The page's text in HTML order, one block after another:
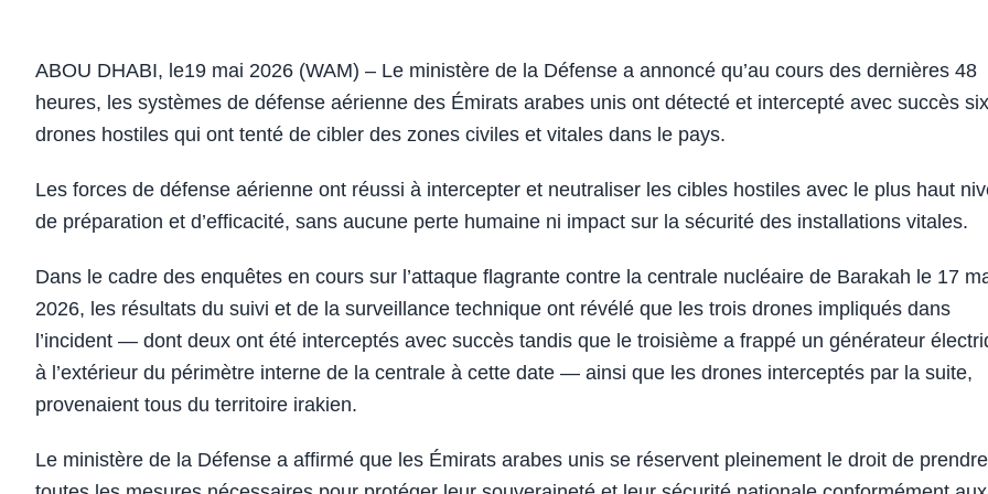
ABOU DHABI, le19 mai 2026 (WAM) – Le ministère de la Défense a annoncé qu’au cours des dernières 48
heures, les systèmes de défense aérienne des Émirats arabes unis ont détecté et intercepté avec succès six
drones hostiles qui ont tenté de cibler des zones civiles et vitales dans le pays.
Les forces de défense aérienne ont réussi à intercepter et neutraliser les cibles hostiles avec le plus haut
de préparation et d’efficacité, sans aucune perte humaine ni impact sur la sécurité des installations vitales.
Dans le cadre des enquêtes en cours sur l’attaque flagrante contre la centrale nucléaire de Barakah le 17
2026, les résultats du suivi et de la surveillance technique ont révélé que les trois drones impliqués dans
l’incident — dont deux ont été interceptés avec succès tandis que le troisième a frappé un générateur
à l’extérieur du périmètre interne de la centrale à cette date — ainsi que les drones interceptés par la suite,
provenaient tous du territoire irakien.
Le ministère de la Défense a affirmé que les Émirats arabes unis se réservent pleinement le droit de prendre